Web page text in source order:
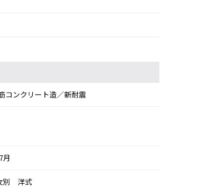
コンクリート造／新耐震
月
別 洋式